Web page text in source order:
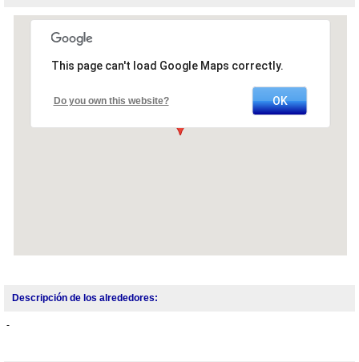
This page can't load Google Maps correctly.
Do you own this website? OK
Descripción de los alrededores:
-